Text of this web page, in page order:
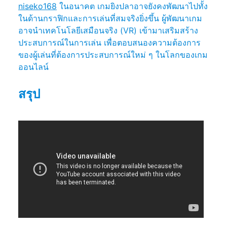
niseko168 ในอนาคต เกมยิงปลาอาจยังคงพัฒนาไปทั้ง
ในด้านกราฟิกและการเล่นที่สมจริงยิ่งขึ้น ผู้พัฒนาเกม
อาจนำเทคโนโลยีเสมือนจริง (VR) เข้ามาเสริมสร้าง
ประสบการณ์ในการเล่น เพื่อตอบสนองความต้องการ
ของผู้เล่นที่ต้องการประสบการณ์ใหม่ ๆ ในโลกของเกม
ออนไลน์
สรุป